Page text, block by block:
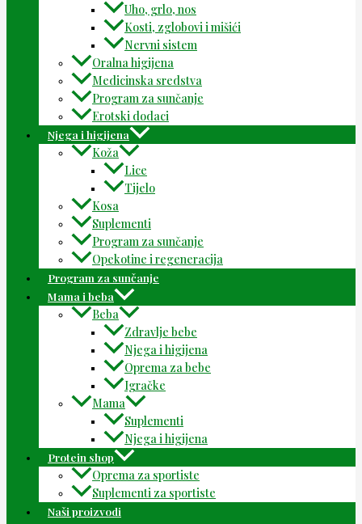
Uho, grlo, nos
Kosti, zglobovi i mišići
Nervni sistem
Oralna higijena
Medicinska sredstva
Program za sunčanje
Erotski dodaci
Njega i higijena
Koža
Lice
Tijelo
Kosa
Suplementi
Program za sunčanje
Opekotine i regeneracija
Program za sunčanje
Mama i beba
Beba
Zdravlje bebe
Njega i higijena
Oprema za bebe
Igračke
Mama
Suplementi
Njega i higijena
Protein shop
Oprema za sportiste
Suplementi za sportiste
Naši proizvodi